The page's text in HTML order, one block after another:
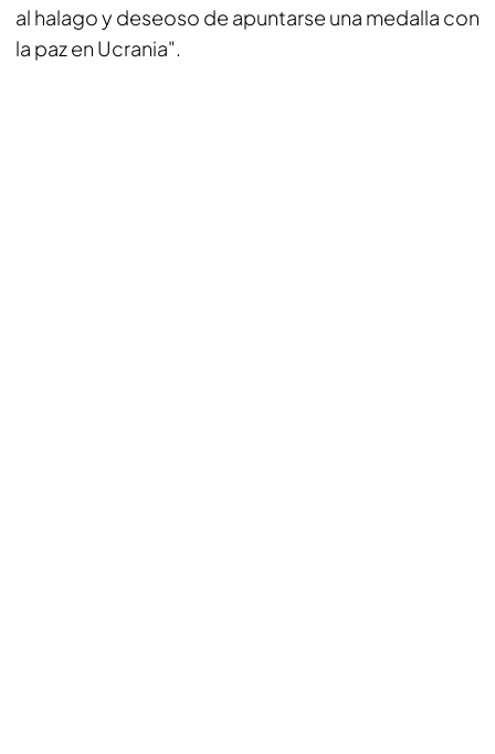
al halago y deseoso de apuntarse una medalla con
la paz en Ucrania".